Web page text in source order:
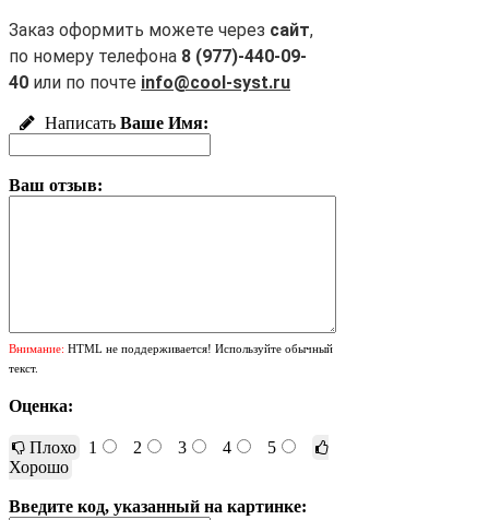
Заказ оформить можете через сайт,
по номеру телефона 8 (977)-440-09-
40 или по почте info@cool-syst.ru
Написать Ваше Имя:
Ваш отзыв:
Внимание: HTML не поддерживается! Используйте обычный
текст.
Оценка:
Плохо 1 2 3 4
5
Хорошо
Введите код, указанный на картинке: